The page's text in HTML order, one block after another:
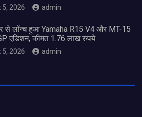
5, 2026 admin
से लॉन्च हुआ Yamaha R15 V4 और MT-15
एडिशन, कीमत 1.76 लाख रुपये
5, 2026 admin